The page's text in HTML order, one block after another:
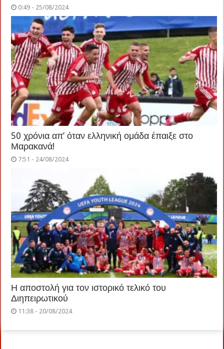
0:49 - 25/08/2024
50 χρόνια απ’ όταν ελληνική ομάδα έπαιξε στο
Μαρακανά!
7:51 - 24/08/2024
Η αποστολή για τον ιστορικό τελικό του
Διηπειρωτικού
11:38 - 20/08/2024